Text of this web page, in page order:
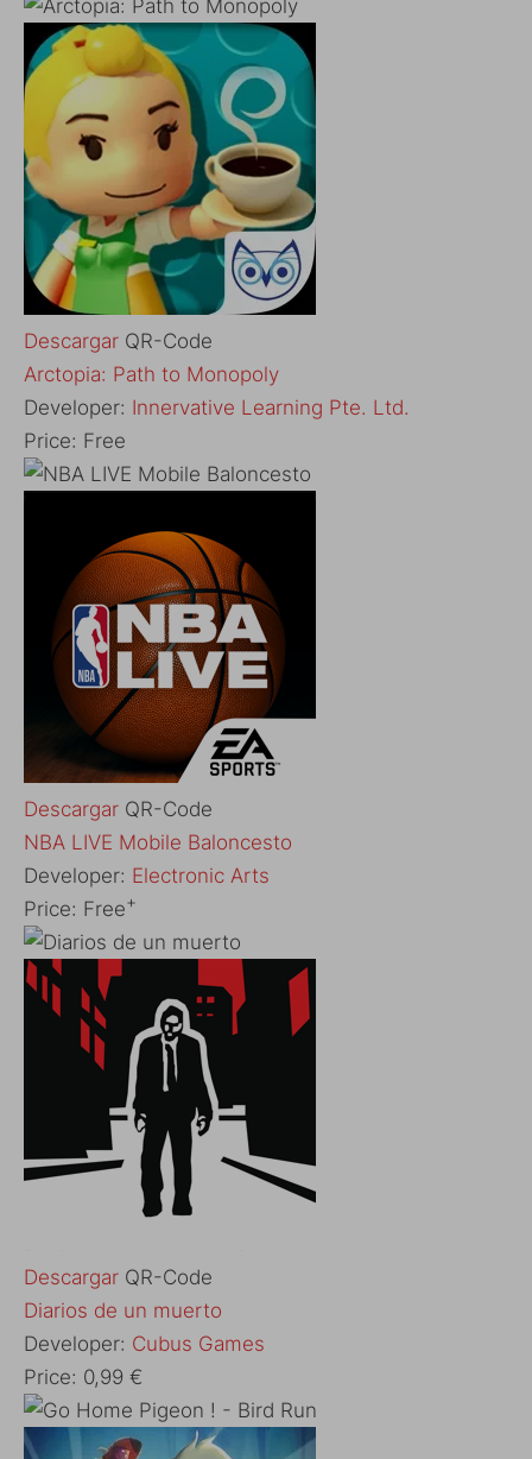
Descargar QR-Code
‎Arctopia: Path to Monopoly
Developer: Innervative Learning Pte. Ltd.
Price: Free
Descargar QR-Code
‎NBA LIVE Mobile Baloncesto
Developer: Electronic Arts
Price: Free+
Descargar QR-Code
‎Diarios de un muerto
Developer: Cubus Games
Price: 0,99 €